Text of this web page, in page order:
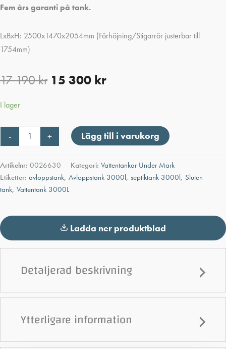
Fem års garanti på tank.
LxBxH: 2500x1470x2054mm (Förhöjning/Stigarrör justerbar till
1754mm)
17 190kr 15 300 kr
I lager
-
sluten
3000L
+ Lägg till i varukorg
Artikelnr: 0026630 Kategori: Vattentankar Under Mark
Etiketter: avloppstank, Avloppstank 3000l, septiktank 3000l, Sluten
tank, Vattentank 3000L
Ladda ner produktblad
Detaljerad beskrivning
Ytterligare information